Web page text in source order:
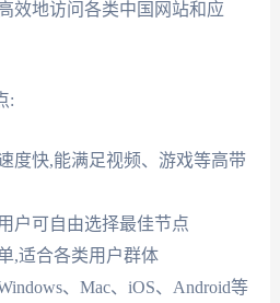
效地访问各类中国网站和应
:
度快,能满足视频、游戏等高带
户可自由选择最佳节点
,适合各类用户群体
、Mac、iOS、Android等